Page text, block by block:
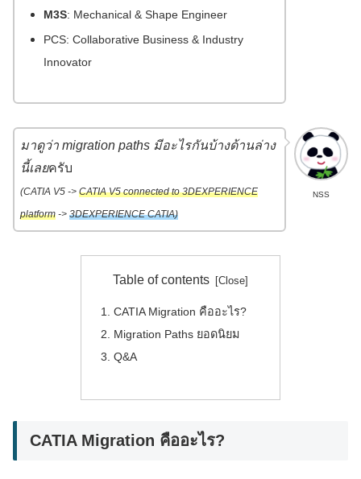
M3S: Mechanical & Shape Engineer
PCS: Collaborative Business & Industry
Innovator
NSS
มาดูว่า migration paths มีอะไรกันบ้างด้านล่าง
นี้เลยครับ
(CATIA V5 -> CATIA V5 connected to 3DEXPERIENCE
platform -> 3DEXPERIENCE CATIA)
Table of contents
CATIA Migration คืออะไร?
Migration Paths ยอดนิยม
Q&A
CATIA Migration คืออะไร?